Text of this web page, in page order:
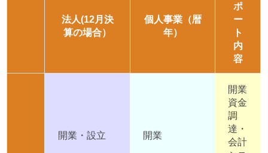
法人(12月決
算の場合）
個人事業（暦
年）
ポ
ー
ト
内
容
開業・設立 開業
開業
資金
調
達・
会計